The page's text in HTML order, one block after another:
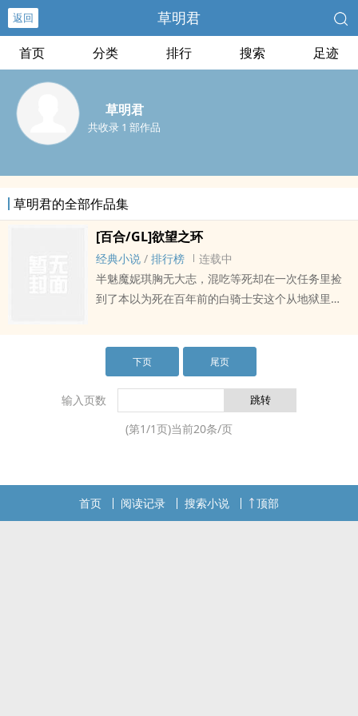
返回 草明君
首页 分类 排行 搜索 足迹
草明君
共收录 1 部作品
草明君的全部作品集
[百合/GL]欲望之环
经典小说 / 排行榜
连载中
半魅魔妮琪胸无大志，混吃等死却在一次任务里捡
到了本以为死在百年前的白骑士安这个从地狱里回
下页 尾页
输入页数
(第1/1页)当前20条/页
首页 阅读记录 搜索小说 顶部